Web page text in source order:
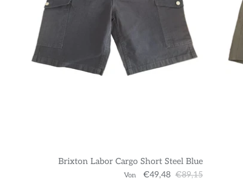
Brixton Labor Cargo Short Steel Blue
Von €49,48 €89,15